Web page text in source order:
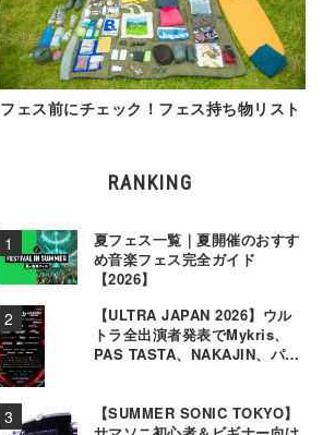
フェス前にチェック！フェス持ち物リスト
RANKING
夏フェス一覧｜夏開催のおすす
め音楽フェス完全ガイド
【2026】
【ULTRA JAPAN 2026】ウル
トラ全出演者発表でMykris、
PAS TASTA、NAKAJIN、パソ
【SUMMER SONIC TOKYO】